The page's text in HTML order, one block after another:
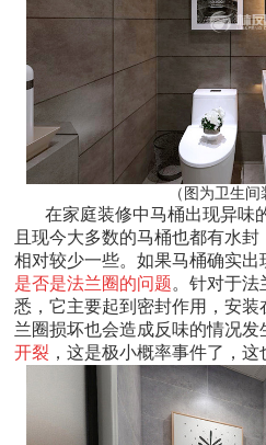
（图为卫生间
在家庭装修中马桶出现异味
且现今大多数的马桶也都有水
相对较少一些。如果马桶确实
是否是法兰圈的问题。针对于法
悉，它主要起到密封作用，安
兰圈损坏也会造成反味的情况发
开裂 ，这是极小概率事件了，这